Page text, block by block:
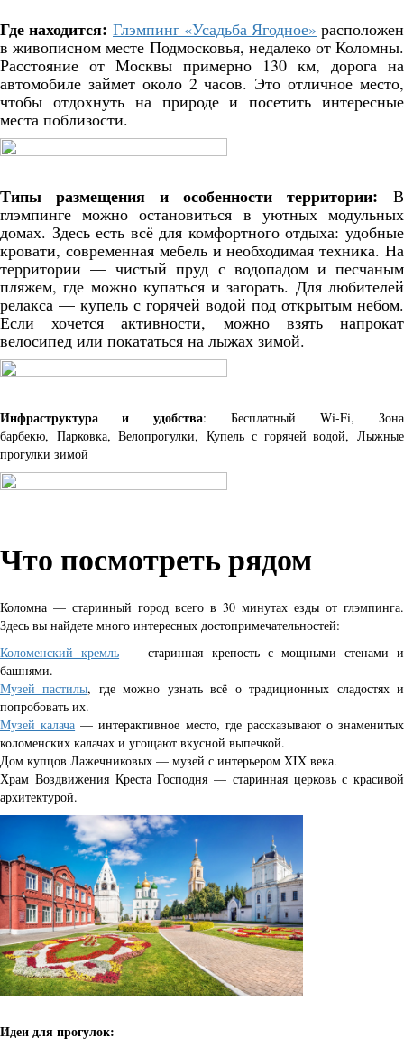
Где находится: Глэмпинг «Усадьба Ягодное» расположен
в живописном месте Подмосковья, недалеко от Коломны.
Расстояние от Москвы примерно 130 км, дорога на
автомобиле займет около 2 часов. Это отличное место,
чтобы отдохнуть на природе и посетить интересные
места поблизости.
Типы размещения и особенности территории: В
глэмпинге можно остановиться в уютных модульных
домах. Здесь есть всё для комфортного отдыха: удобные
кровати, современная мебель и необходимая техника. На
территории — чистый пруд с водопадом и песчаным
пляжем, где можно купаться и загорать. Для любителей
релакса — купель с горячей водой под открытым небом.
Если хочется активности, можно взять напрокат
велосипед или покататься на лыжах зимой.
Инфраструктура и удобства: Бесплатный Wi-Fi,Зона
барбекю, Парковка,Велопрогулки,Купель с горячей водой,Лыжные
прогулки зимой
Что посмотреть рядом
Коломна — старинный город всего в 30 минутах езды от глэмпинга.
Здесь вы найдете много интересных достопримечательностей:
Коломенский кремль — старинная крепость с мощными стенами и
башнями.
Музей пастилы, где можно узнать всё о традиционных сладостях и
попробовать их.
Музей калача — интерактивное место, где рассказывают о знаменитых
коломенских калачах и угощают вкусной выпечкой.
Дом купцов Лажечниковых — музей с интерьером XIX века.
Храм Воздвижения Креста Господня — старинная церковь с красивой
архитектурой.
Идеи для прогулок: